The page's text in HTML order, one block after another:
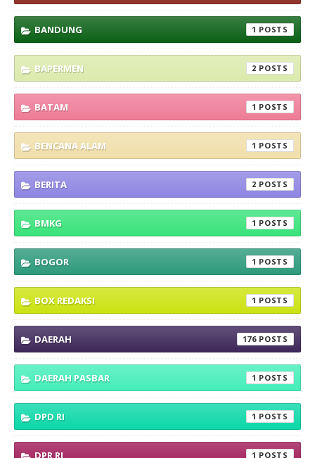
BANDUNG 1
BAPERMEN 2
BATAM 1
BENCANA ALAM 1
BERITA 2
BMKG 1
BOGOR 1
BOX REDAKSI 1
DAERAH 176
DAERAH PASBAR 1
DPD RI 1
DPR RI 1